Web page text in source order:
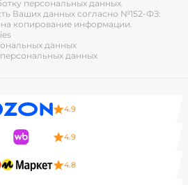
персональных данных.
Ваших данных согласно №152-ФЗ:
на копирование информации.
данных
данных
4.9
4.9
4.8